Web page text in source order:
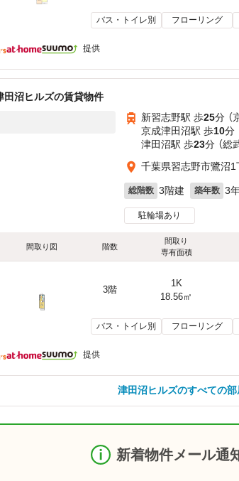
バス・トイレ別 フローリング
提供
田沼ヒルズの賃貸物件
新習志野駅 歩25分 （
京成津田沼駅 歩10分
津田沼駅 歩23分 （総
千葉県習志野市鷺沼1
総階数 3階建 築年数 3
駐輪場あり
間取り図 階数
間取り
専有面積
3階
1K
18.56㎡
バス・トイレ別 フローリング
提供
津田沼ヒルズのすべての部
新着物件メール通